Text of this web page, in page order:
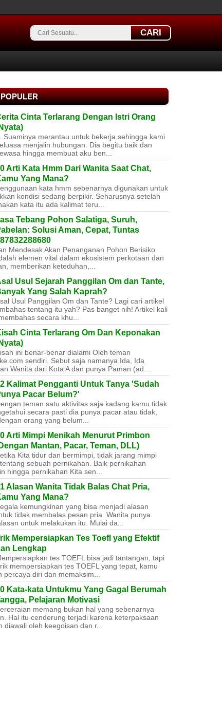
CARI
Cinta Terlarang Dengan Istri Orang
....Suaminya merantau untuk bekerja sehingga kami
menjalin hubungan. Dia begitu baik dan
hingga membuat aku ben...
Arti Kata Hmm Dari Wanita Saat Chat,
Yang Mana?
kata hmm sebenarnya digunakan untuk
kondisi sedang berpikir. Seharusnya setelah
kata itu ada kalimat teru...
Tebang Pohon Salatiga, Suruh,
Solusi Aman, Cepat, Tuntas
Mendesak Akan Penanganan Pohon Berisiko
elemen vital dalam ekosistem perkotaan dan
memberikan keteduhan,...
Usul Sejarah Panggilan Om dan Tante,
Yang Salah Kaprah?
Usul Panggilan Om dan Tante? Lagi cari artikel
tentang itu yah? Pas banget nih! Artikel kali
secara khu...
Cinta Terlarang Om Dan Keponakan
ini benar-benar dialami Oleh teman
sendiri. Sebut saja namanya Ida, Ida
Wanita dari Kota A dan punya Paman (ad...
Kalimat Pengganti Untuk Tanya 'Sudah
Pacar Belum?'
teman satu aktivitas saja kadang kamu tidak
secara pasti dia punya pacar atau tidak,
orang yang belum...
Arti Mimpi Menikah Menurut Primbon
Mantan, Pacar, Teman, DLL)
Kita tidur dan bermimpi, tidak jarang mimpi
sebuah pernikahan. Baik pernikahan
hingga pernikahan Kita sen...
Alasan Wanita Tidak Balas Chat Pria,
Yang Mana?
kemungkinan yang bisa menjadi alasan
tidak membalas pesan pria. Wanita punya
untuk melakukan itu. Mulai da...
Mempersiapkan Tes Toefl yang Efektif
Lengkap
tes TOEFL bisa jadi tantangan, tapi
mempersiapkan tes TOEFL yang tepat, kamu
percaya diri dan memaksim...
Kata-kata Untukmu Yang Gagal Berumah
Pelajaran Motivasi
memang bukan hal yang sebenarnya
Hal itu cenderung terjadi karena keterpaksaan
diawali oleh keegoisan dan r...